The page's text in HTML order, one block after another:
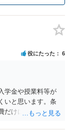
役にたった 6
学金や授業料等が
いと思います。条
だけに限定される
に必要となった医